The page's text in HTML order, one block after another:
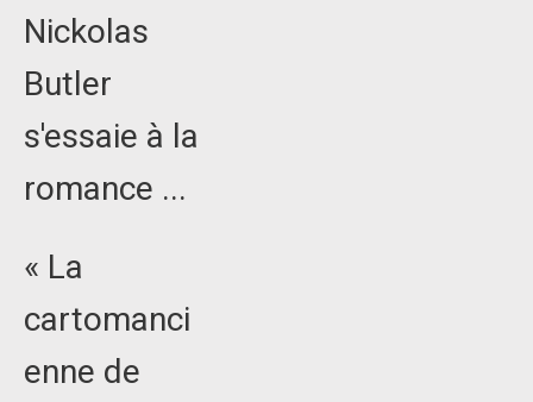
Nickolas
Butler
s'essaie à la
romance ...
« La
cartomanci
enne de